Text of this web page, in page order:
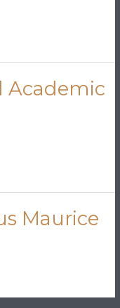
Academic
Maurice